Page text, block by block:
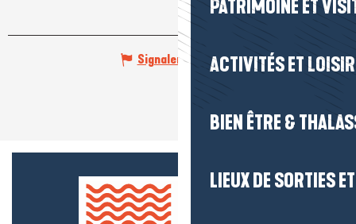
PATRIMOINE ET
ACTIVITÉS ET
BIEN ÊTRE &
LIEUX DE SORTIES
Signaler une erreur